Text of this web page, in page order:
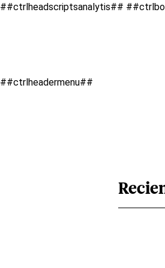
##ctrlheadscriptsanalytis##
##ctrlheadermenu##